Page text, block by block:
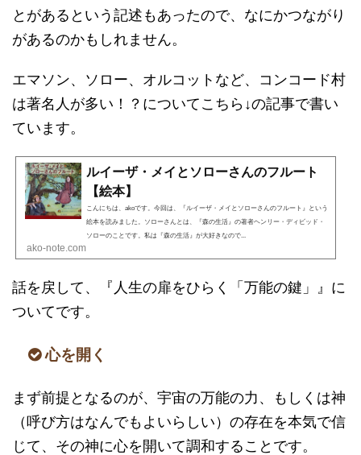
とがあるという記述もあったので、なにかつながり
があるのかもしれません。
エマソン、ソロー、オルコットなど、コンコード村
は著名人が多い！？についてこちら↓の記事で書い
ています。
ルイーザ・メイとソローさんのフルート
【絵本】
こんにちは、akoです。今回は、『ルイーザ・メイとソローさんのフルート』という
絵本を読みました。ソローさんとは、『森の生活』の著者ヘンリー・ディビッド・
ソローのことです。私は『森の生活』が大好きなので...
ako-note.com
話を戻して、『人生の扉をひらく「万能の鍵」』に
ついてです。
心を開く
まず前提となるのが、宇宙の万能の力、もしくは神
（呼び方はなんでもよいらしい）の存在を本気で信
じて、その神に心を開いて調和することです。